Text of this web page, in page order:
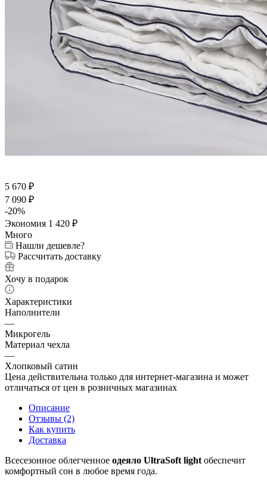
5 670 ₽
7 090 ₽
-20%
Экономия 1 420 ₽
Много
Нашли дешевле?
Рассчитать доставку
Хочу в подарок
Характеристики
Наполнители
—
Микрогель
Материал чехла
—
Хлопковый сатин
Цена действительна только для интернет-магазина и может
отличаться от цен в розничных магазинах
Описание
Отзывы (2)
Как купить
Доставка
Всесезонное облегченное одеяло UltraSoft light обеспечит
комфортный сон в любое время года.